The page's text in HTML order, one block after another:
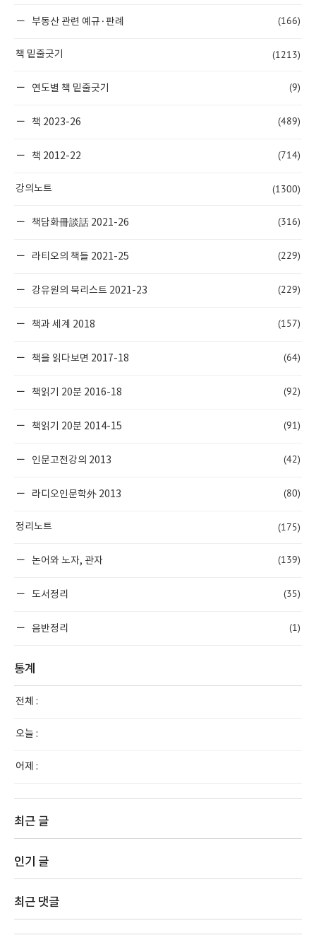
부동산 관련 예규·판례 (166)
책 밑줄긋기 (1213)
연도별 책 밑줄긋기 (9)
책 2023-26 (489)
책 2012-22 (714)
강의노트 (1300)
책담화冊談話 2021-26 (316)
라티오의 책들 2021-25 (229)
강유원의 북리스트 2021-23 (229)
책과 세계 2018 (157)
책을 읽다보면 2017-18 (64)
책읽기 20분 2016-18 (92)
책읽기 20분 2014-15 (91)
인문고전강의 2013 (42)
라디오인문학外 2013 (80)
정리노트 (175)
논어와 노자, 관자 (139)
도서정리 (35)
음반정리 (1)
통계
전체 :
오늘 :
어제 :
최근 글
인기 글
최근 댓글